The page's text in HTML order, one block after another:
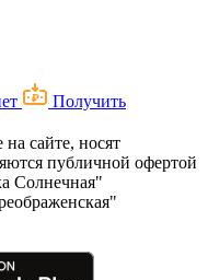
Получить
сайте, носят
публичной офертой